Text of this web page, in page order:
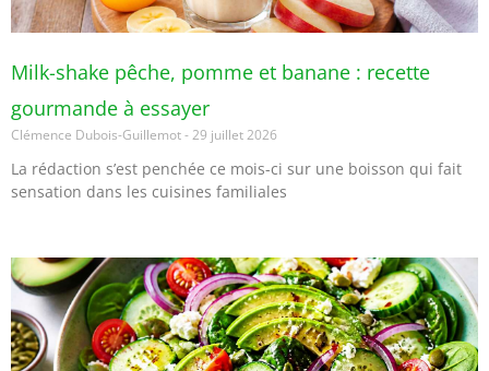
Milk-shake pêche, pomme et banane : recette
gourmande à essayer
Clémence Dubois-Guillemot 29 juillet 2026
La rédaction s’est penchée ce mois-ci sur une boisson qui fait
sensation dans les cuisines familiales